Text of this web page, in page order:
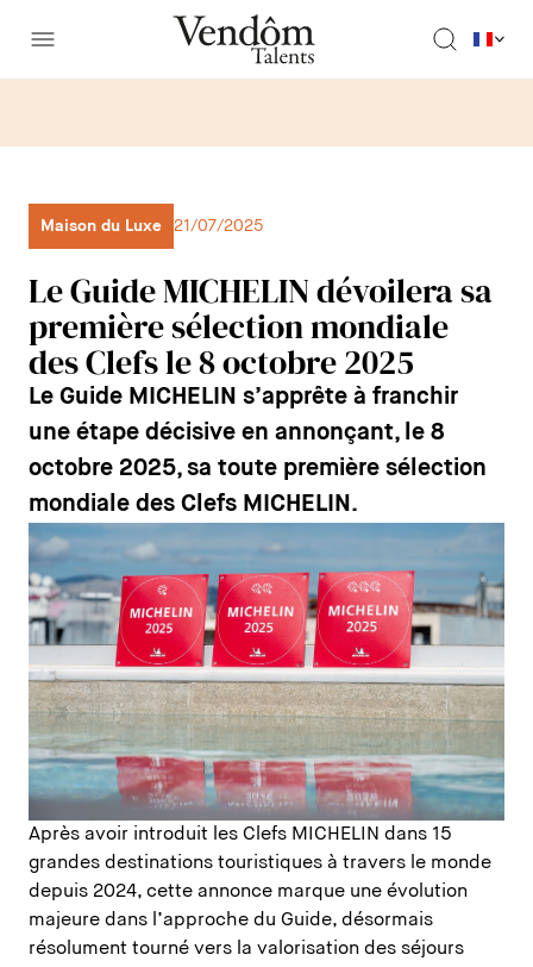
Maison du Luxe 21/07/2025
Le Guide MICHELIN dévoilera sa
première sélection mondiale
des Clefs le 8 octobre 2025
Le Guide MICHELIN s’apprête à franchir
une étape décisive en annonçant, le 8
octobre 2025, sa toute première sélection
mondiale des Clefs MICHELIN.
Après avoir introduit les Clefs MICHELIN dans 15
grandes destinations touristiques à travers le monde
depuis 2024, cette annonce marque une évolution
majeure dans l’approche du Guide, désormais
résolument tourné vers la valorisation des séjours